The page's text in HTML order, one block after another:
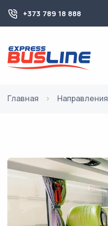
+373 789 18 888
Главная Направления